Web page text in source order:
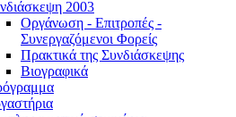
2003
Οργάνωση - Επιτροπές -
Συνεργαζόμενοι Φορείς
Πρακτικά της Συνδιάσκεψης
Βιογραφικά